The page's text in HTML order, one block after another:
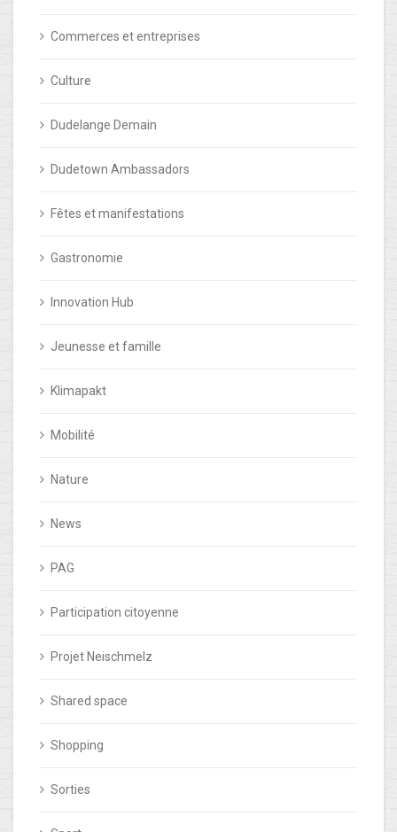
Commerces et entreprises
Culture
Dudelange Demain
Dudetown Ambassadors
Fêtes et manifestations
Gastronomie
Innovation Hub
Jeunesse et famille
Klimapakt
Mobilité
Nature
News
PAG
Participation citoyenne
Projet Neischmelz
Shared space
Shopping
Sorties